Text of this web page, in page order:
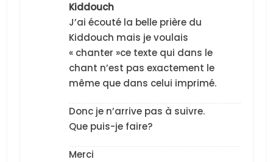
Kiddouch
J’ai écouté la belle prière du
Kiddouch mais je voulais
« chanter »ce texte qui dans le
chant n’est pas exactement le
même que dans celui imprimé.
Donc je n’arrive pas à suivre.
Que puis-je faire?
Merci
2025, l’année la plus
meurtrière selon le
rapport d’ADL contre
l’antisémitisme
FRANCE ISRAÉL
POURQUOI JE REVENDIQUE
MA JUDAÏTE par Thérèse